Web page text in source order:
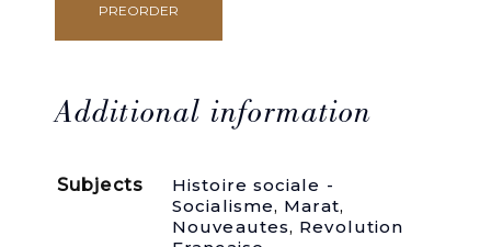
Eloge
de
à
l'Académie
le
PREORDER
Additional information
Subjects
Histoire sociale -
Socialisme, Marat,
Nouveautes, Revolution